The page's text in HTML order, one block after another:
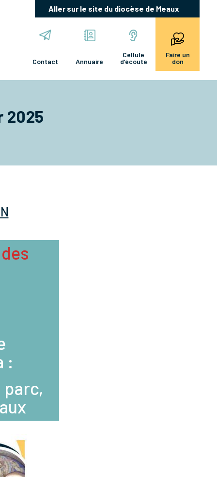
Aller sur le site du diocèse de Meaux
Contact Annuaire
Cellule
d’écoute
Faire un
don
2025
: